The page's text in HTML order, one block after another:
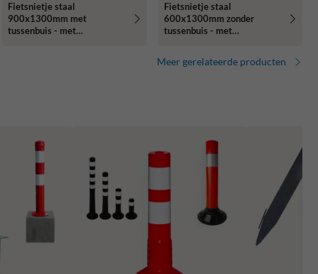
Fietsnietje staal
900x1300mm met
tussenbuis - met
Fietsnietje staal
600x1300mm zonder
tussenbuis - met
Meer gerelateerde producten